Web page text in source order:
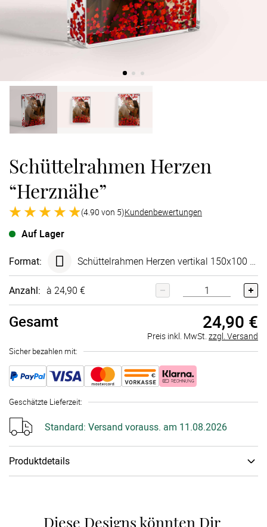
Schüttelrahmen Herzen
“Herznähe”
(4.90 von 5)Kundenbewertungen
Auf Lager
Format: Schüttelrahmen Herzen vertikal 150x100 mm
Anzahl: à 24,90 €
Gesamt 24,90 €
Preis inkl. MwSt. zzgl. Versand
Sicher bezahlen mit:
Geschätzte Lieferzeit:
Standard: Versand vorauss. am 11.08.2026
Produktdetails
einfangen als mit Glitzer, Herzchen und funkelnden Effekten?
Diese Designs könnten Dir